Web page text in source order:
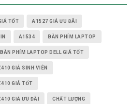
TỐT A1527 GIÁ ƯU ĐÃI
A1534 BÀN PHÍM LAPTOP
BÀN PHÍM LAPTOP DELL GIÁ TỐT
GIÁ SINH VIÊN
GIÁ TỐT
GIÁ ƯU ĐÃI CHẤT LƯỢNG